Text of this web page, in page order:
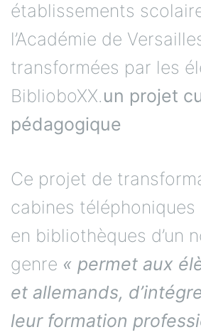
établissements
l’Académie de
transformées par les
BiblioboXX.un projet
pédagogique
Ce projet de
cabines
en bibliothèques d’un
genre « permet aux
et allemands,
leur formation